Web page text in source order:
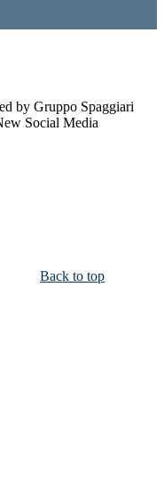
by Gruppo Spaggiari
Social Media
Back to top